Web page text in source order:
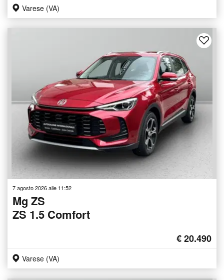
Varese (VA)
7 agosto 2026 alle 11:52
Mg ZS
ZS 1.5 Comfort
€ 20.490
Varese (VA)